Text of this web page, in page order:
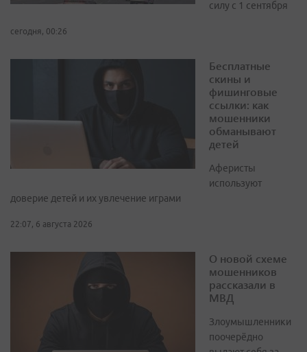
силу с 1 сентября
сегодня, 00:26
Бесплатные
скины и
фишинговые
ссылки: как
мошенники
обманывают
детей
Аферисты
используют
доверие детей и их увлечение играми
22:07, 6 августа 2026
О новой схеме
мошенников
рассказали в
МВД
Злоумышленники
поочерёдно